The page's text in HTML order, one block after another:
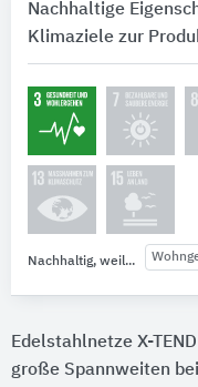
Nachhaltige
Klimaziele zur
Nachhaltig, weil...
Edelstahlnetze X-
große Spannweiten